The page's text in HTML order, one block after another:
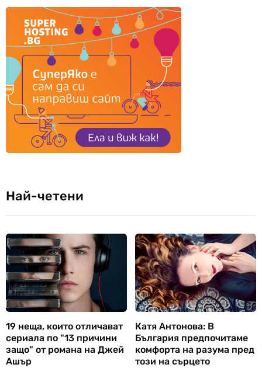
Най-четени
19 неща, които отличават
сериала по "13 причини
защо" от романа на Джей
Ашър
Катя Антонова: В
България предпочитаме
комфорта на разума пред
този на сърцето